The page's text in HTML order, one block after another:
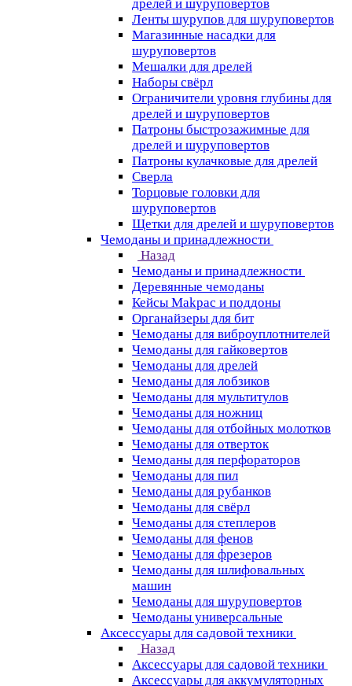
дрелей и шуруповертов
Ленты шурупов для шуруповертов
Магазинные насадки для
шуруповертов
Мешалки для дрелей
Наборы свёрл
Ограничители уровня глубины для
дрелей и шуруповертов
Патроны быстрозажимные для
дрелей и шуруповертов
Патроны кулачковые для дрелей
Сверла
Торцовые головки для
шуруповертов
Щетки для дрелей и шуруповертов
Чемоданы и принадлежности
Назад
Чемоданы и принадлежности
Деревянные чемоданы
Кейсы Makpac и поддоны
Органайзеры для бит
Чемоданы для виброуплотнителей
Чемоданы для гайковертов
Чемоданы для дрелей
Чемоданы для лобзиков
Чемоданы для мультитулов
Чемоданы для ножниц
Чемоданы для отбойных молотков
Чемоданы для отверток
Чемоданы для перфораторов
Чемоданы для пил
Чемоданы для рубанков
Чемоданы для свёрл
Чемоданы для степлеров
Чемоданы для фенов
Чемоданы для фрезеров
Чемоданы для шлифовальных
машин
Чемоданы для шуруповертов
Чемоданы универсальные
Аксессуары для садовой техники
Назад
Аксессуары для садовой техники
Аксессуары для аккумуляторных